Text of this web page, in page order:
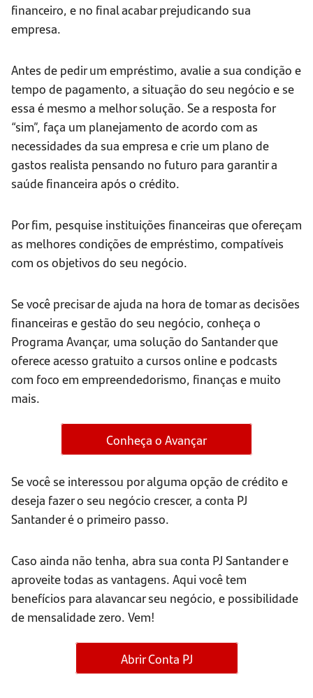
financeiro, e no final acabar prejudicando sua
empresa.
Antes de pedir um empréstimo, avalie a sua condição e
tempo de pagamento, a situação do seu negócio e se
essa é mesmo a melhor solução. Se a resposta for
“sim”, faça um planejamento de acordo com as
necessidades da sua empresa e crie um plano de
gastos realista pensando no futuro para garantir a
saúde financeira após o crédito.
Por fim, pesquise instituições financeiras que ofereçam
as melhores condições de empréstimo, compatíveis
com os objetivos do seu negócio.
Se você precisar de ajuda na hora de tomar as decisões
financeiras e gestão do seu negócio, conheça o
Programa Avançar, uma solução do Santander que
oferece acesso gratuito a cursos online e podcasts
com foco em empreendedorismo, finanças e muito
mais.
Conheça o Avançar
Se você se interessou por alguma opção de crédito e
deseja fazer o seu negócio crescer, a conta PJ
Santander é o primeiro passo.
Caso ainda não tenha, abra sua conta PJ Santander e
aproveite todas as vantagens. Aqui você tem
benefícios para alavancar seu negócio, e possibilidade
de mensalidade zero. Vem!
Abrir Conta PJ